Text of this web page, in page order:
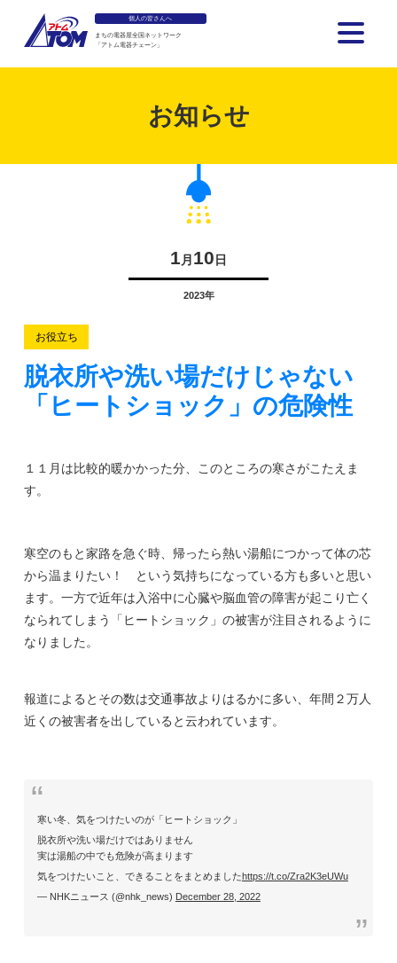
個人の皆さんへ
まちの電器屋全国ネットワーク
「アトム電器チェーン」
お知らせ
1 月 10 日
2023年
お役立ち
脱衣所や洗い場だけじゃない
「ヒートショック」の危険性
１１月は比較的暖かかった分、このところの寒さがこたえま
す。
寒空のもと家路を急ぐ時、帰ったら熱い湯船につかって体の芯
から温まりたい！ という気持ちになっている方も多いと思い
ます。一方で近年は入浴中に心臓や脳血管の障害が起こり亡く
なられてしまう「ヒートショック」の被害が注目されるように
なりました。
報道によるとその数は交通事故よりはるかに多い、年間２万人
近くの被害者を出していると云われています。
寒い冬、気をつけたいのが「ヒートショック」
脱衣所や洗い場だけではありません
実は湯船の中でも危険が高まります
気をつけたいこと、できることをまとめましたhttps://t.co/Zra2K3eUWu
— NHKニュース (@nhk_news) December 28, 2022